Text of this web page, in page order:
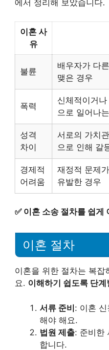
에서 정리해 보았습니다.
이혼 사
유
불륜
배우자가 다
맺은 경우
폭력
신체적이거
으로 일어나
성격
차이
서로의 가치
으로 인해 갈
경제적
어려움
재정적 문제
유발한 경우
✅ 이혼 소송 절차를 쉽게
이혼 절차
이혼을 위한 절차는 복잡
요. 이해하기 쉽도록 단
서류 준비: 이혼
해야 해요.
법원 제출: 준비한
합니다.